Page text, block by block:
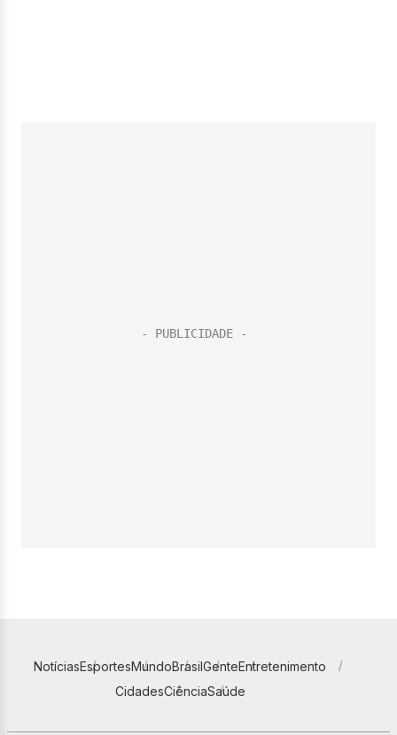
NotíciasEsportesMundoBrasilGenteEntretenimento
CidadesCiênciaSaúde